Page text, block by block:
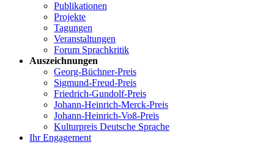
Publikationen
Projekte
Tagungen
Veranstaltungen
Forum Sprachkritik
Auszeichnungen
Georg-Büchner-Preis
Sigmund-Freud-Preis
Friedrich-Gundolf-Preis
Johann-Heinrich-Merck-Preis
Johann-Heinrich-Voß-Preis
Kulturpreis Deutsche Sprache
Ihr Engagement